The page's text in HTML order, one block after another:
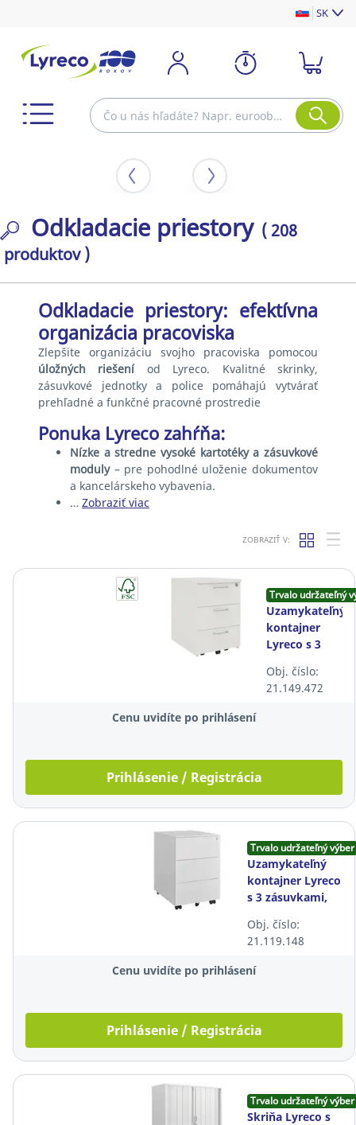
SK
Odkladacie priestory ( 208
produktov )
Odkladacie priestory: efektívna
organizácia pracoviska
Zlepšite organizáciu svojho pracoviska pomocou
úložných riešeníod Lyreco. Kvalitné skrinky,
zásuvkové jednotky a police pomáhajú vytvárať
prehľadné a funkčné pracovné prostredie
Ponuka Lyreco zahŕňa:
Nízke a stredne vysoké kartotéky a zásuvkové
moduly– pre pohodlné uloženie dokumentov
a kancelárskeho vybavenia.
… Zobraziť viac
ZOBRAZIŤ V:
Trvalo udržateľný
Uzamykateľný
kontajner
Lyreco s 3
drevený,
biely
Obj. číslo:
21.149.472
Cenu uvidíte po prihlásení
Prihlásenie / Registrácia
Trvalo udržateľný výber
Uzamykateľný
kontajner Lyreco
s 3 zásuvkami,
Obj. číslo:
21.119.148
Cenu uvidíte po prihlásení
Prihlásenie / Registrácia
Trvalo udržateľný výber
Skriňa Lyreco s